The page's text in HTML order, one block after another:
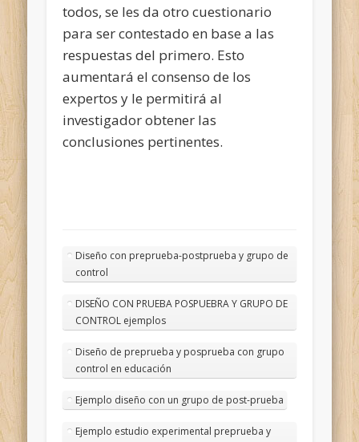
todos, se les da otro cuestionario
para ser contestado en base a las
respuestas del primero. Esto
aumentará el consenso de los
expertos y le permitirá al
investigador obtener las
conclusiones pertinentes.
Diseño con preprueba-postprueba y grupo de
control
DISEÑO CON PRUEBA POSPUEBRA Y GRUPO DE
CONTROL ejemplos
Diseño de preprueba y posprueba con grupo
control en educación
Ejemplo diseño con un grupo de post-prueba
Ejemplo estudio experimental preprueba y